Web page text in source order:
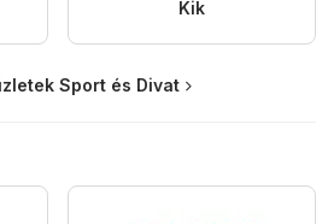
Kik
Sport és Divat